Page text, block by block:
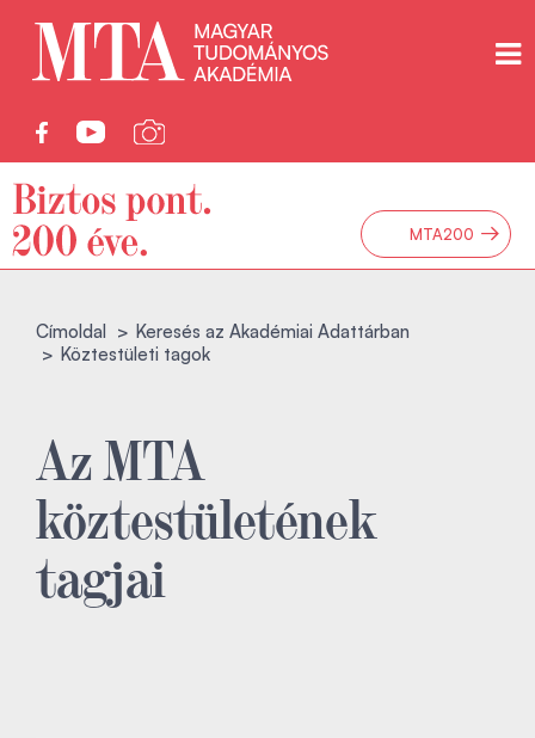
MTA200 →
Címoldal
Keresés az Akadémiai Adattárban
Köztestületi tagok
Az MTA
köztestületének
tagjai